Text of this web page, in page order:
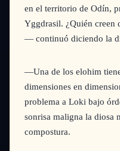
en el territorio de Odín,
Yggdrasil. ¿Quién creen
— continuó diciendo la
—Una de los elohim
dimensiones en
problema a Loki bajo
sonrisa maligna la diosa
compostura.